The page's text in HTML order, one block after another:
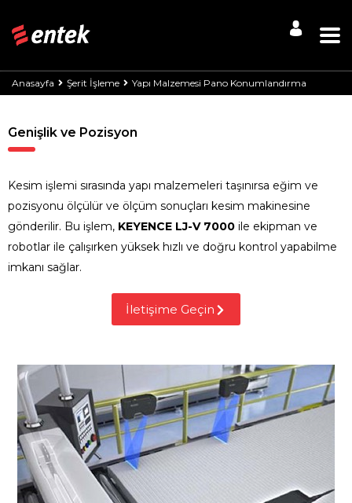
Anasayfa Şerit İşleme Yapı Malzemesi Pano Konumlandırma
Genişlik ve Pozisyon
Kesim işlemi sırasında yapı malzemeleri taşınırsa eğim ve
pozisyonu ölçülür ve ölçüm sonuçları kesim makinesine
gönderilir. Bu işlem, KEYENCE LJ-V 7000 ile ekipman ve
robotlar ile çalışırken yüksek hızlı ve doğru kontrol yapabilme
imkanı sağlar.
İletişime Geçin